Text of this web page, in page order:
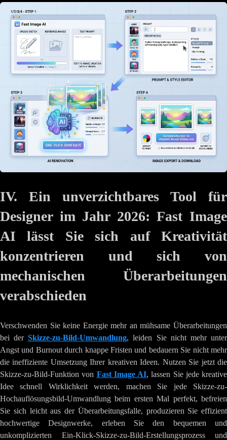
IV. Ein unverzichtbares Tool für
Designer im Jahr 2026: Fast Image
AI lässt Sie sich auf Kreativität
konzentrieren und sich von
mechanischen Überarbeitungen
verabschieden
Verschwenden Sie keine Energie mehr an mühsame Überarbeitungen
bei derSkizze-zu-Bild-Umwandlung, leiden Sie nicht mehr unter
Angst und Burnout durch knappe Fristen und bedauern Sie nicht mehr
die ineffiziente Umsetzung Ihrer kreativen Ideen. Nutzen Sie jetzt die
Skizze-zu-Bild-Funktion von Fast Image AI, lassen Sie jede kreative
Idee schnell Wirklichkeit werden, machen Sie jede Skizze-zu-
Hochauflösungsbild-Umwandlung beim ersten Mal perfekt, befreien
Sie sich leicht aus der Überarbeitungsfalle, produzieren Sie effizient
hochwertige Designwerke, erleben Sie den bequemen und
unkomplizierten Ein-Klick-Skizze-zu-Bild-Erstellungsprozess und